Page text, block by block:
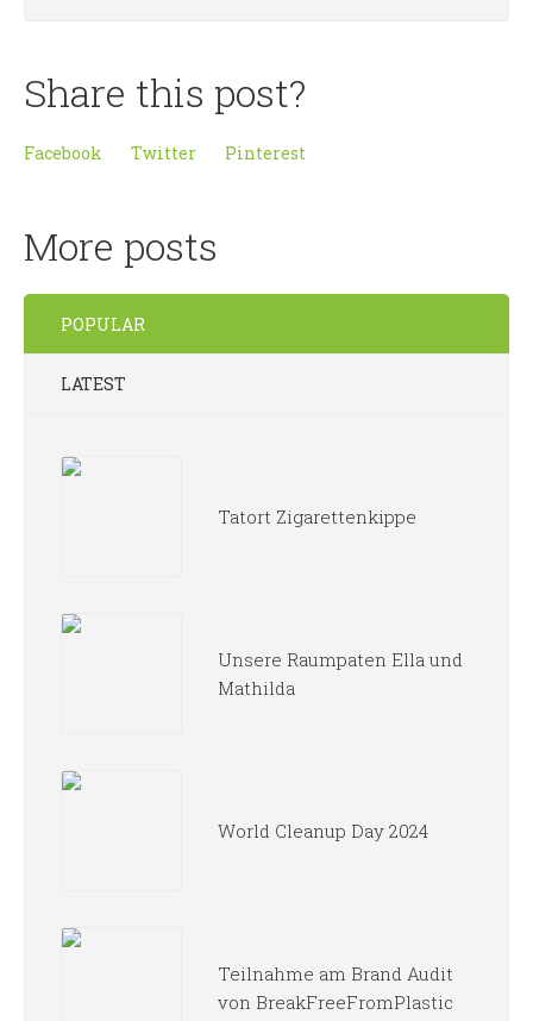
Share this post?
Facebook Twitter Pinterest
More posts
POPULAR
LATEST
Tatort Zigarettenkippe
Unsere Raumpaten Ella und
Mathilda
World Cleanup Day 2024
Teilnahme am Brand Audit
von BreakFreeFromPlastic